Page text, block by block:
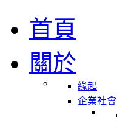
首頁
關於
緣起
企業社